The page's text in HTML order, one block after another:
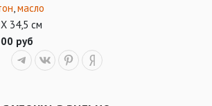
масло
34,5 см
руб